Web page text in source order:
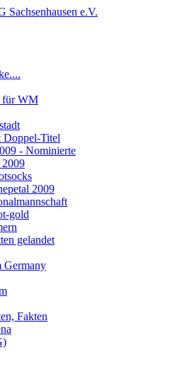
für WM
Doppel-Titel
- Nominierte
2009
gold
gelandet
Germany
Fakten